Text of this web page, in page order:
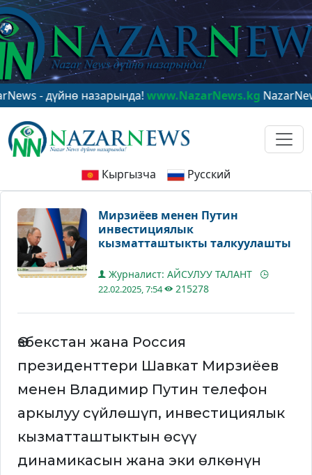
дүйнө назарында!www.NazarNews.kgNazarNews - в
Кыргызча Русский
Мирзиёев менен Путин
инвестициялык
кызматташтыкты талкуулашты
Журналист: АЙСУЛУУ ТАЛАНТ
22.02.2025, 7:54 215278
Өзбекстан жана Россия
президенттери Шавкат Мирзиёев
менен Владимир Путин телефон
аркылуу сүйлөшүп, инвестициялык
кызматташтыктын өсүү
динамикасын жана эки өлкөнүн